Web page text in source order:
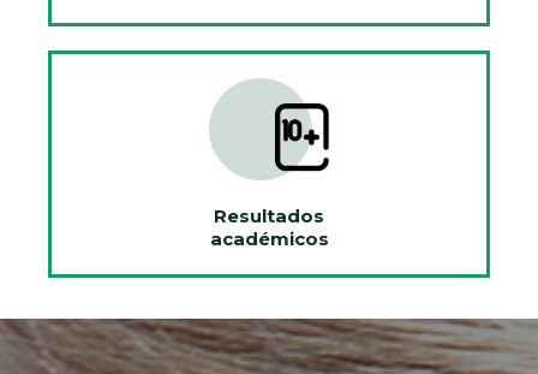
Resultados
académicos